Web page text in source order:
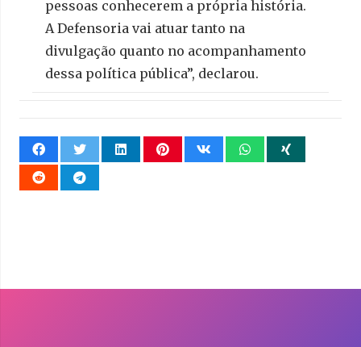
pessoas conhecerem a própria história.
A Defensoria vai atuar tanto na
divulgação quanto no acompanhamento
dessa política pública”, declarou.